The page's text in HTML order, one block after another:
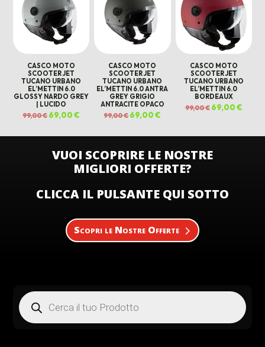
CASCO MOTO
SCOOTER JET
TUCANO URBANO
EL’METTIN 6.0
GLOSSY NARDO GREY
| LUCIDO
99,00€Il
prezzo
99,00 €.
69,00€
69,00 €.
CASCO MOTO
SCOOTER JET
TUCANO URBANO
EL’METTIN 6.0 ANTRA
GREY GRIGIO
ANTRACITE OPACO
99,00€Il
prezzo
99,00 €.
69,00€
69,00 €.
CASCO MOTO
SCOOTER JET
TUCANO URBANO
EL’METTIN 6.0
BORDEAUX
99,00€ Il
prezzo
69,00€Il
VUOI SCOPRIRE LE NOSTRE
MIGLIORI OFFERTE?
CLICCA IL PULSANTE QUI SOTTO
Scopri le Nostre Offerte
Products
search